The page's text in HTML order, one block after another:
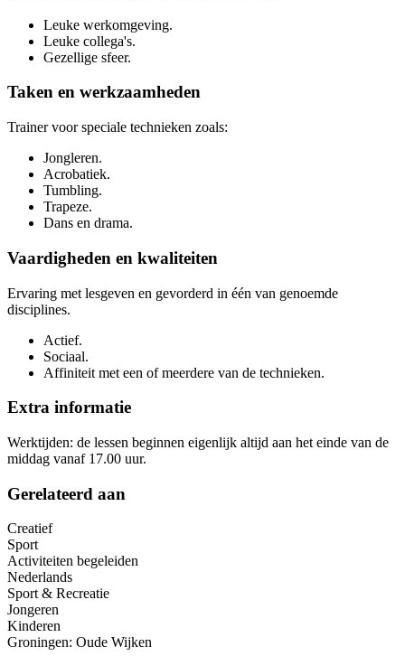
Leuke werkomgeving.
Leuke collega's.
Gezellige sfeer.
Taken en werkzaamheden
Trainer voor speciale technieken zoals:
Jongleren.
Acrobatiek.
Tumbling.
Trapeze.
Dans en drama.
Vaardigheden en kwaliteiten
Ervaring met lesgeven en gevorderd in één van genoemde
disciplines.
Actief.
Sociaal.
Affiniteit met een of meerdere van de technieken.
Extra informatie
Werktijden: de lessen beginnen eigenlijk altijd aan het einde van de
middag vanaf 17.00 uur.
Gerelateerd aan
Creatief
Sport
Activiteiten begeleiden
Nederlands
Sport & Recreatie
Jongeren
Kinderen
Groningen: Oude Wijken